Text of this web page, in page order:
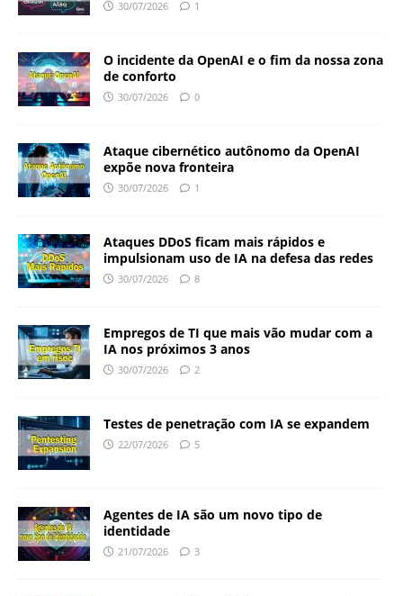
30/07/2026 1
O incidente da OpenAI e o fim da nossa zona
de conforto
30/07/2026 0
Ataque cibernético autônomo da OpenAI
expõe nova fronteira
30/07/2026 1
Ataques DDoS ficam mais rápidos e
impulsionam uso de IA na defesa das redes
30/07/2026 8
Empregos de TI que mais vão mudar com a
IA nos próximos 3 anos
30/07/2026 2
Testes de penetração com IA se expandem
22/07/2026 5
Agentes de IA são um novo tipo de
identidade
21/07/2026 3